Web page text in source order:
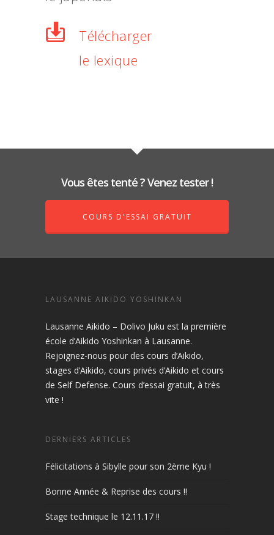
Télécharger
le lexique
Vous êtes tenté ? Venez tester !
COURS D'ESSAI GRATUIT
LAUSANNE AIKIDO YOSHINKAN
Lausanne Aikido – Dolivo Juku est la première
école d’Aikido Yoshinkan à Lausanne.
Rejoignez-nous pour des cours d’Aikido,
stages d’Aikido, cours privés d’Aikido et cours
de Self Defense. Cours d’essai gratuit, à très
vite !
DERNIERS ARTICLES
Félicitations à Sibylle pour son 2ème Kyu !
Bonne Année & Reprise des cours !!
Stage technique le 12.11.17 !!